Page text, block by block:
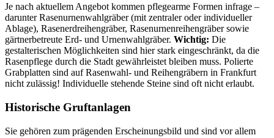
Je nach aktuellem Angebot kommen pflegearme Formen infrage –
darunter Rasenurnenwahlgräber (mit zentraler oder individueller
Ablage), Rasenerdreihengräber, Rasenurnenreihengräber sowie
gärtnerbetreute Erd- und Urnenwahlgräber. Wichtig: Die
gestalterischen Möglichkeiten sind hier stark eingeschränkt, da die
Rasenpflege durch die Stadt gewährleistet bleiben muss. Polierte
Grabplatten sind auf Rasenwahl- und Reihengräbern in Frankfurt
nicht zulässig! Individuelle stehende Steine sind oft nicht erlaubt.
Historische Gruftanlagen
Sie gehören zum prägenden Erscheinungsbild und sind vor allem